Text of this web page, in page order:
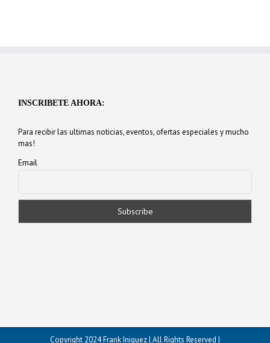
INSCRIBETE AHORA:
Para recibir las ultimas noticias, eventos, ofertas especiales y mucho
mas!
Email
Copyright 2024 Frank Iniguez | All Rights Reserved |